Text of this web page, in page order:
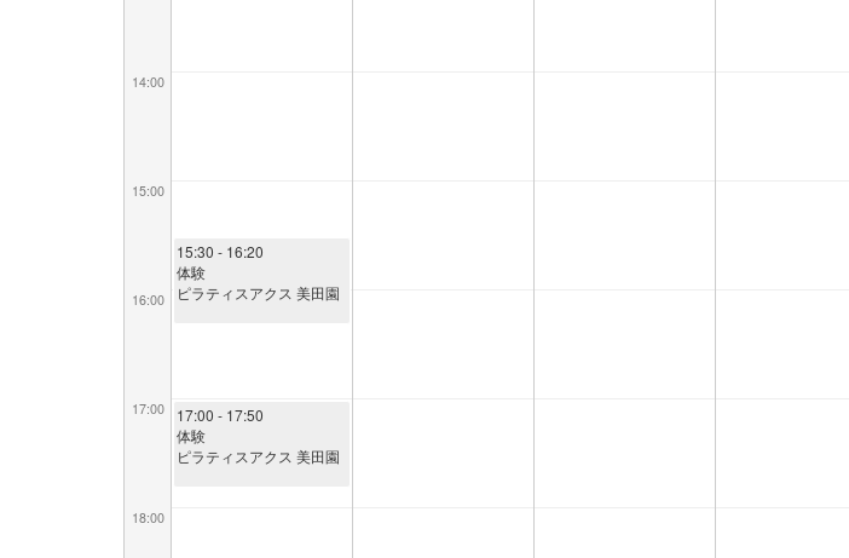
14:00
15:00
16:00
17:00
18:00
15:30 - 16:20
体験
ピラティスアクス 美田園
17:00 - 17:50
体験
ピラティスアクス 美田園